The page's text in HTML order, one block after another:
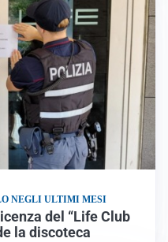
NEGLI ULTIMI MESI
del “Life Club
la discoteca